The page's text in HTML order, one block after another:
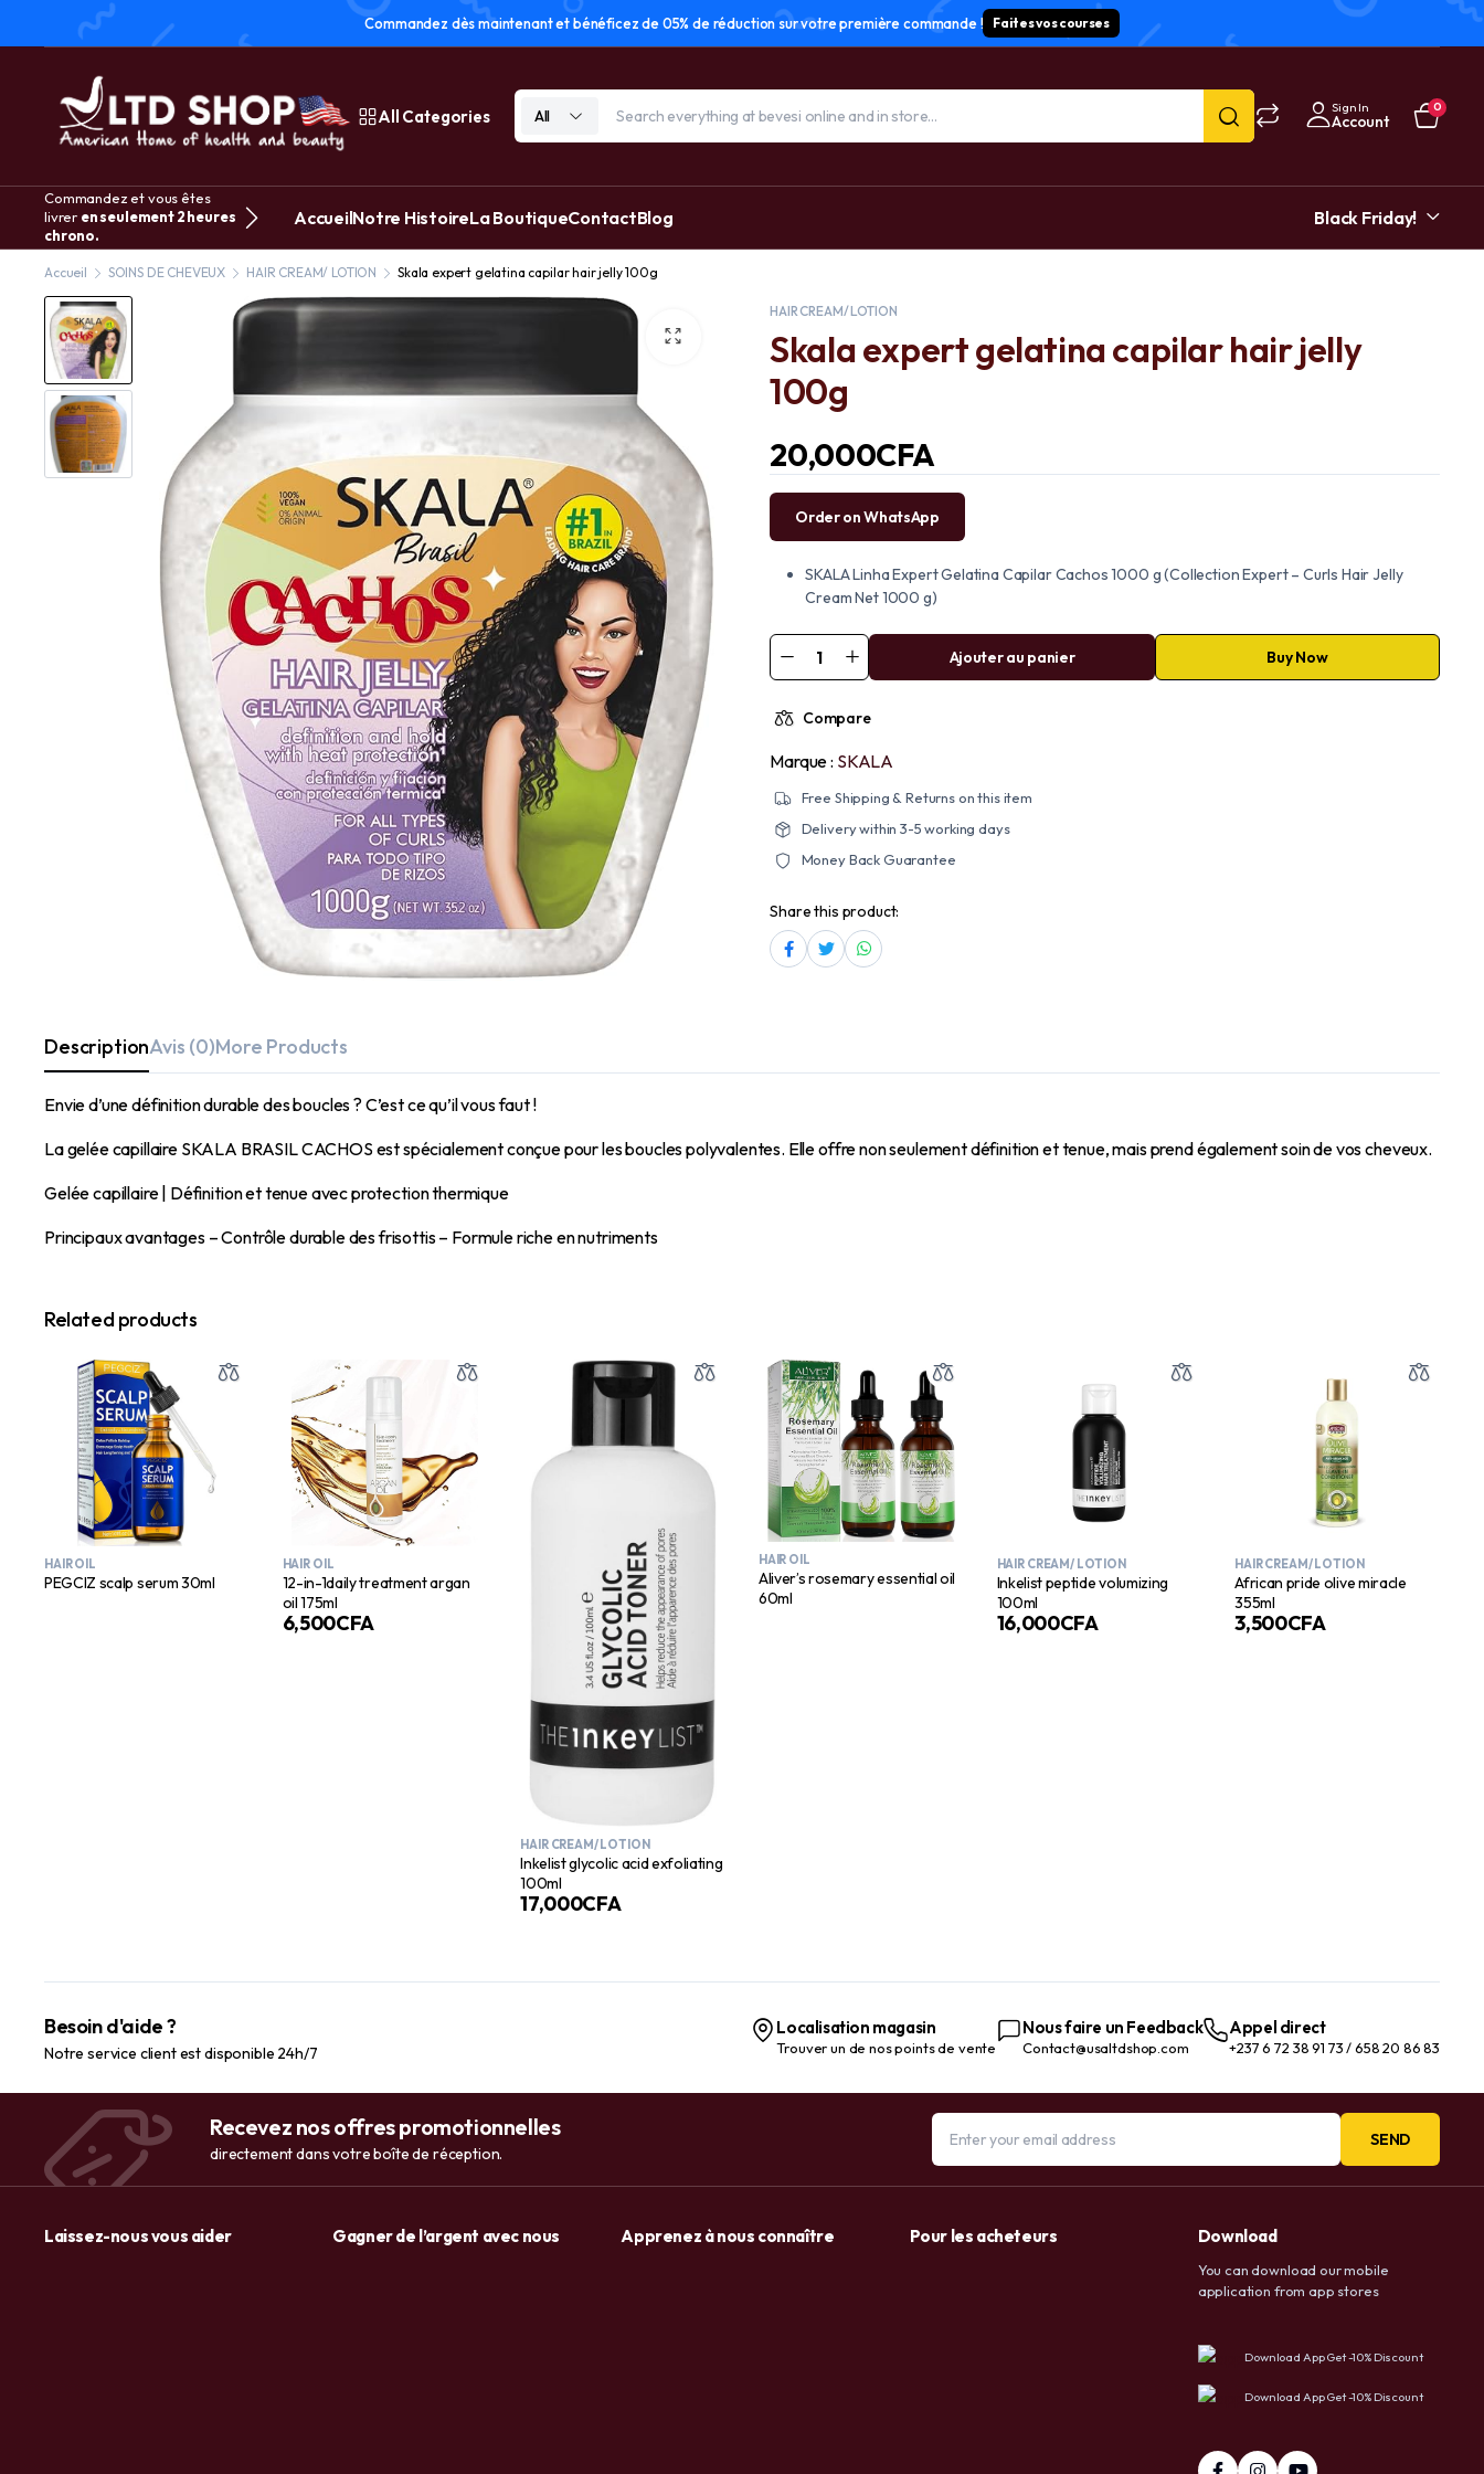
Commandez dès maintenant et bénéficez de 05% de réduction sur votre première commande ! Faites vos courses
All Categories All Sign In
Account
0
Commandez et vous êtes
livrer en seulement 2 heures
chrono.
AccueilNotre HistoireLa BoutiqueContactBlog Black Friday!
Accueil SOINS DE CHEVEUX HAIR CREAM/ LOTION Skala expert gelatina capilar hair jelly 100g
HAIR CREAM/ LOTION
Skala expert gelatina capilar hair jelly
100g
20,000CFA
Order on WhatsApp
SKALA Linha Expert Gelatina Capilar Cachos 1000 g (Collection Expert – Curls Hair Jelly
Cream Net 1000 g)
Ajouter au panier Buy Now
Compare
Marque : SKALA
Free Shipping & Returns on this item
Delivery within 3-5 working days
Money Back Guarantee
Share this product:
DescriptionAvis (0)More Products
Envie d’une définition durable des boucles ? C’est ce qu’il vous faut !
La gelée capillaire SKALA BRASIL CACHOS est spécialement conçue pour les boucles polyvalentes. Elle offre non seulement définition et tenue, mais prend également soin de vos cheveux.
Gelée capillaire | Définition et tenue avec protection thermique
Principaux avantages – Contrôle durable des frisottis – Formule riche en nutriments
Related products
HAIR OIL
PEGCIZ scalp serum 30ml
HAIR OIL
12-in-1daily treatment argan
oil 175ml
6,500CFA
HAIR CREAM/ LOTION
Inkelist glycolic acid exfoliating
100ml
17,000CFA
HAIR OIL
Aliver’s rosemary essential oil
60ml
HAIR CREAM/ LOTION
Inkelist peptide volumizing
100ml
16,000CFA
HAIR CREAM/ LOTION
African pride olive miracle
355ml
3,500CFA
Besoin d'aide ?
Notre service client est disponible 24h/7
Localisation magasin
Trouver un de nos points de vente
Nous faire un Feedback
Contact@usaltdshop.com
Appel direct
+237 6 72 38 91 73 / 658 20 86 83
Recevez nos offres promotionnelles
directement dans votre boîte de réception.
SEND
Laissez-nous vous aider Gagner de l’argent avec nous Apprenez à nous connaître Pour les acheteurs Download
You can download our mobile
application from app stores
Download App Get -10% Discount
Download App Get -10% Discount